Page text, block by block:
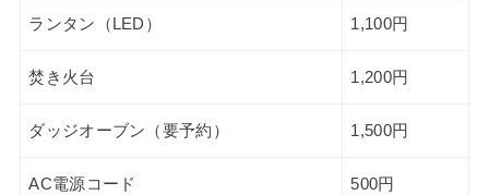
ランタン（LED） 1,100円
焚き火台 1,200円
ダッジオーブン（要予約） 1,500円
AC電源コード 500円